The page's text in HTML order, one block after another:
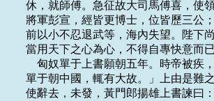
休，就師傅。急征故大司馬傅喜，使
將軍彭宣，經皆更博士，位皆歷三公
前以小不忍退武等，海內失望。陛下
當用天下之心為心，不得自專快意而
匈奴單于上書願朝五年。時帝被
單于朝中國，輒有大故。」上由是難
使辭去，未發，黃門郎揚雄上書諫曰